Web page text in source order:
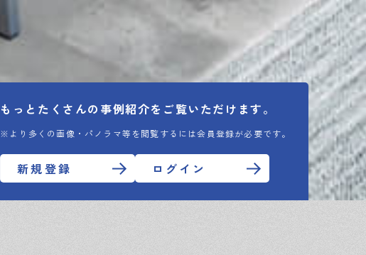
もっとたくさんの 事例紹介をご覧いただけます。
※より多くの画像・パノラマ等を閲覧するには会員登録が必要です。
新規登録 ログイン